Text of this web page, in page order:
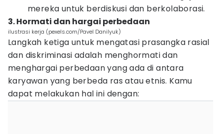
mereka untuk berdiskusi dan berkolaborasi.
3. Hormati dan hargai perbedaan
ilustrasi kerja (pexels.com/Pavel Danilyuk)
Langkah ketiga untuk mengatasi prasangka rasial
dan diskriminasi adalah menghormati dan
menghargai perbedaan yang ada di antara
karyawan yang berbeda ras atau etnis. Kamu
dapat melakukan hal ini dengan: